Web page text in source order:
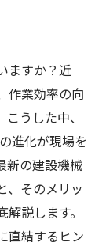
ますか？近
作業効率の向
うした中、
進化が現場を
新の建設機械
、そのメリッ
説します。
直結するヒン